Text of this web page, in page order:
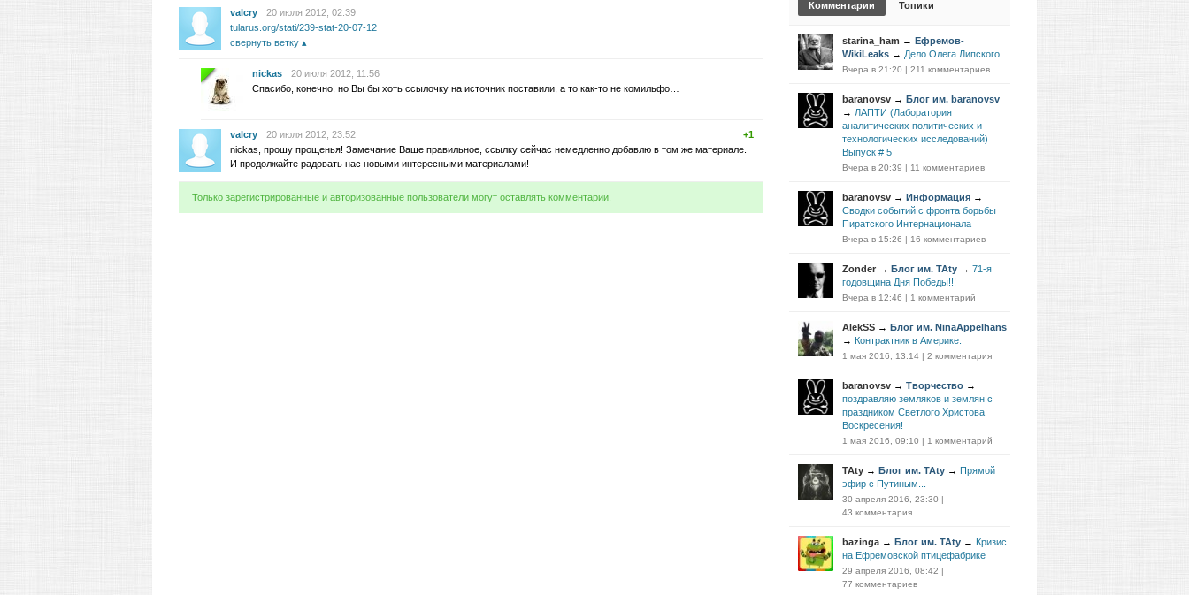
valcry
20 июля 2012, 02:39
tularus.org/stati/239-stat-20-07-12
свернуть ветку
nickas
20 июля 2012, 11:56
Спасибо, конечно, но Вы бы хоть ссылочку на источник поставили, а то как-то не комильфо…
valcry 20 июля 2012, 23:52
+1
nickas, прошу прощенья! Замечание Ваше правильное, ссылку сейчас немедленно добавлю в том же материале.
И продолжайте радовать нас новыми интересными материалами!
Только зарегистрированные и авторизованные пользователи могут оставлять комментарии.
Комментарии Топики
starina_ham → Ефремов-
WikiLeaks → Дело Олега Липского
Вчера в 21:20 | 211 комментариев
baranovsv → Блог им. baranovsv
→ ЛАПТИ (Лаборатория
аналитических политических и
технологических исследований)
Выпуск # 5
Вчера в 20:39 | 11 комментариев
baranovsv → Информация →
Сводки событий с фронта борьбы
Пиратского Интернационала
Вчера в 15:26 | 16 комментариев
Zonder → Блог им. TAty → 71-я
годовщина Дня Победы!!!
Вчера в 12:46 | 1 комментарий
AlekSS → Блог им. NinaAppelhans
→ Контрактник в Америке.
1 мая 2016, 13:14 | 2 комментария
baranovsv → Творчество →
поздравляю земляков и землян с
праздником Светлого Христова
Воскресения!
1 мая 2016, 09:10 | 1 комментарий
TAty → Блог им. TAty → Прямой
эфир с Путиным...
30 апреля 2016, 23:30 |
43 комментария
bazinga → Блог им. TAty → Кризис
на Ефремовской птицефабрике
29 апреля 2016, 08:42 |
77 комментариев